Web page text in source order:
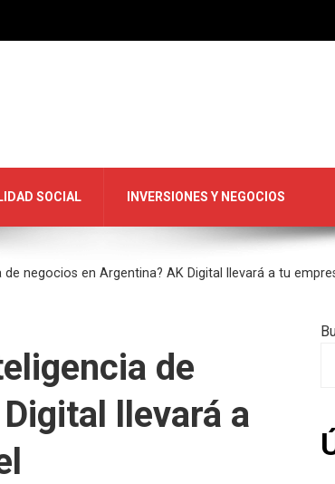
SOCIAL INVERSIONES Y NEGOCIOS
negocios en Argentina? AK Digital llevará a tu
de
llevará a